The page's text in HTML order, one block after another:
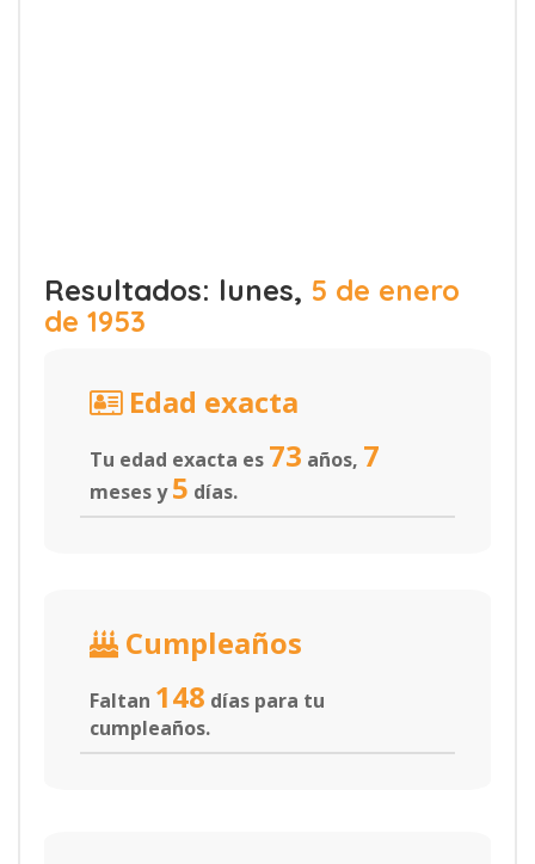
Resultados: lunes, 5 de enero
de 1953
Edad exacta
Tu edad exacta es 73 años, 7
meses y5 días.
Cumpleaños
Faltan 148 días para tu
cumpleaños.